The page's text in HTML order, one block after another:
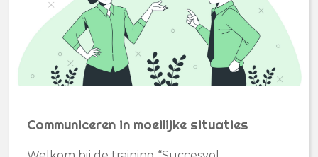
Communiceren in moeilijke situaties